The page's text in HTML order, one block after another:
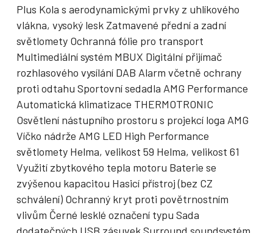
Plus Kola s aerodynamickými prvky z uhlíkového
vlákna, vysoký lesk Zatmavené přední a zadní
světlomety Ochranná fólie pro transport
Multimediální systém MBUX Digitální přijímač
rozhlasového vysílání DAB Alarm včetně ochrany
proti odtahu Sportovní sedadla AMG Performance
Automatická klimatizace THERMOTRONIC
Osvětlení nástupního prostoru s projekcí loga AMG
Víčko nádrže AMG LED High Performance
světlomety Helma, velikost 59 Helma, velikost 61
Využití zbytkového tepla motoru Baterie se
zvýšenou kapacitou Hasicí přístroj (bez CZ
schválení) Ochranný kryt proti povětrnostním
vlivům Černé lesklé označení typu Sada